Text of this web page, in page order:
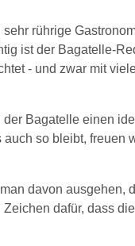
rührige
ist der Bagatelle-
- und zwar mit
Bagatelle einen
so bleibt, freuen
davon ausgehen,
dafür, dass